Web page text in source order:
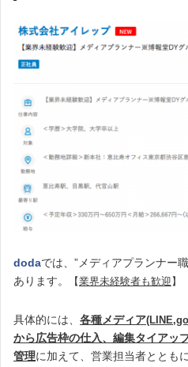
dodaでは、”メディアプランナー
あります。
【業界未経験者も歓迎 】
具体的には、 各種メディア
から広告枠の仕入、編集タイアッ
管理に加えて、営業担当者ととも